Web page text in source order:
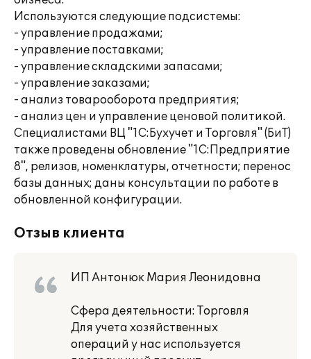
Используются следующие подсистемы:
- управление продажами;
- управление поставками;
- управление складскими запасами;
- управление заказами;
- анализ товарооборота предприятия;
- анализ цен и управление ценовой политикой.
Специалистами ВЦ "1С:Бухучет и Торговля" (БиТ)
также проведены обновление "1С:Предприятие
8", релизов, номенклатуры, отчетности; перенос
базы данных; даны консультации по работе в
обновленной конфигурации.
Отзыв клиента
ИП Антонюк Мария Леонидовна
Сфера деятельности: Торговля
Для учета хозяйственных
операций у нас используется